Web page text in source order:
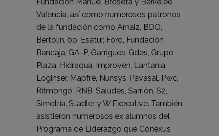
Valencia, así como numerosos patronos
de la fundación como Arnaiz, BDO,
Bertolín, bp, Esatur, Ford, Fundación
Bancaja, GA-P, Garrigues, Gdes, Grupo
Plaza, Hidraqua, Improven, Lantania,
Loginser, Mapfre, Nunsys, Pavasal, Pwc,
Ritmongó, RNB, Saludes, Sarrión, S2,
Simetría, Stadler y W Executive. También
asistieron numerosos ex alumnos del
Programa de Liderazgo que Conexus